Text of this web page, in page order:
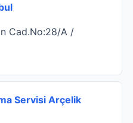
Cad.No:28/A /
Servisi Arçelik